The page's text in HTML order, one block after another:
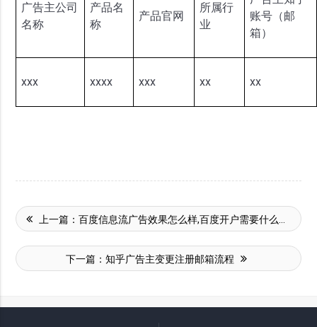
广告主公司
名称
产品名
称
产品官网
所属行
业
账号（邮
箱）
xxx xxxx xxx xx xx
上一篇：百度信息流广告效果怎么样,百度开户需要什么资质？-【百度广告代理商】
下一篇：知乎广告主变更注册邮箱流程